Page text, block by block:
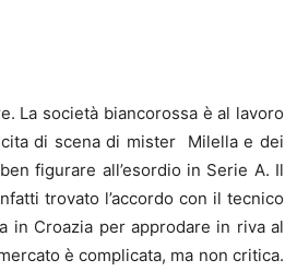
La società biancorossa è al lavoro
di scena di mister Milella e dei
figurare all’esordio in Serie A. Il
trovato l’accordo con il tecnico
in Croazia per approdare in riva al
è complicata, ma non critica.